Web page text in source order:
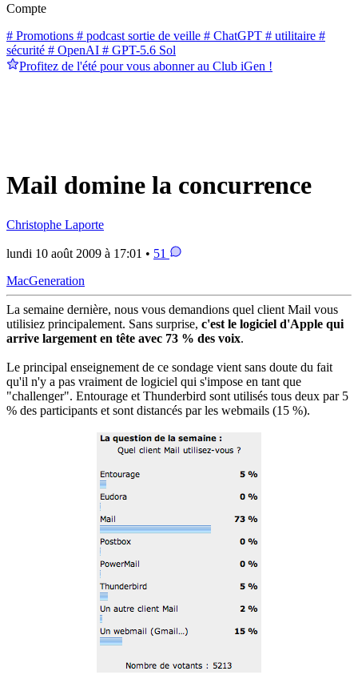
Compte
# Promotions # podcast sortie de veille # ChatGPT # utilitaire #
sécurité # OpenAI # GPT-5.6 Sol
Profitez de l'été pour vous abonner au Club iGen !
Mail domine la concurrence
Christophe Laporte
lundi 10 août 2009 à 17:01 • 51
MacGeneration
La semaine dernière, nous vous demandions quel client Mail vous
utilisiez principalement. Sans surprise, c'est le logiciel d'Apple qui
arrive largement en tête avec 73 % des voix.
Le principal enseignement de ce sondage vient sans doute du fait
qu'il n'y a pas vraiment de logiciel qui s'impose en tant que
"challenger". Entourage et Thunderbird sont utilisés tous deux par 5
% des participants et sont distancés par les webmails (15 %).